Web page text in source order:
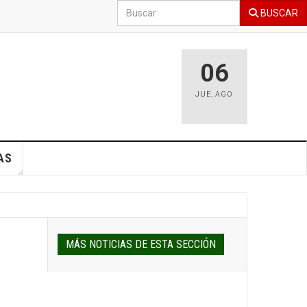
BUSCAR
06
JUE,AGO
MÁS NOTICIAS DE ESTA SECCIÓN